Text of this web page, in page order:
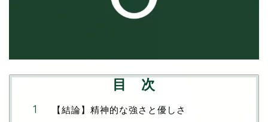
目 次
【結論】精神的な強さと優しさ